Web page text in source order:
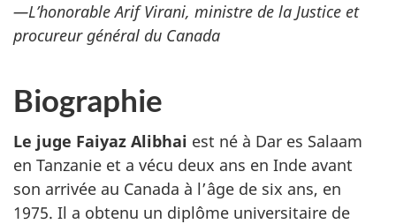
—L’honorable Arif Virani, ministre de la Justice et
procureur général du Canada
Biographie
Le juge Faiyaz Alibhai est né à Dar es Salaam
en Tanzanie et a vécu deux ans en Inde avant
son arrivée au Canada à l’âge de six ans, en
1975. Il a obtenu un diplôme universitaire de